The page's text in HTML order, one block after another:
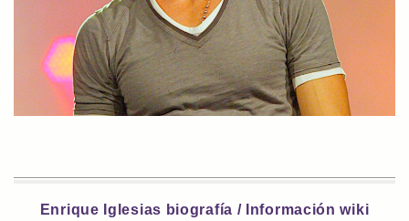
Enrique Iglesias biografía / Información wiki